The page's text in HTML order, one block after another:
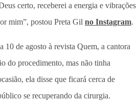
certo, receberei a energia e vibrações
mim”, postou Preta Gil no Instagram.
10 de agosto à revista Quem, a cantora
do procedimento, mas não tinha
ela disse que ficará cerca de
se recuperando da cirurgia.